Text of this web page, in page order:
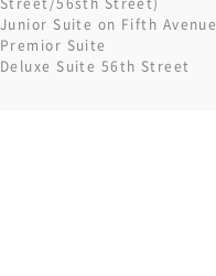
Street/56sth Street)
Junior Suite on Fifth Avenue
Premior Suite
Deluxe Suite 56th Street